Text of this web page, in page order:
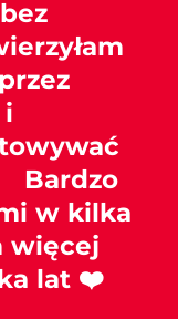
Bardzo
w kilka
więcej
lat ❤️